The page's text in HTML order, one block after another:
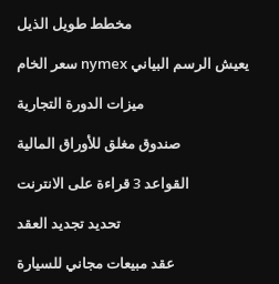
مخطط طويل الذيل
سعر الخام nymex يعيش الرسم البياني
ميزات الدورة التجارية
صندوق مغلق للأوراق المالية
القواعد 3 قراءة على الانترنت
تحديد تجديد العقد
عقد مبيعات مجاني للسيارة